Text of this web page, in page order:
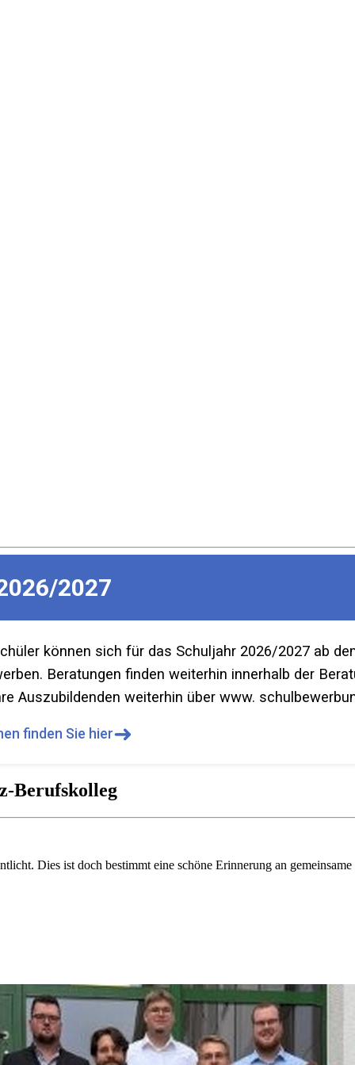
2027
können sich für das Schuljahr 2026/2027 ab
Beratungen finden weiterhin innerhalb der
Auszubildenden weiterhin über www.
finden Sie hier➜
Berufskolleg
Dies ist doch bestimmt eine schöne Erinnerung an